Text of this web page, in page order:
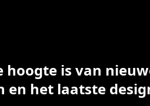
hoogte is van
en het laatste